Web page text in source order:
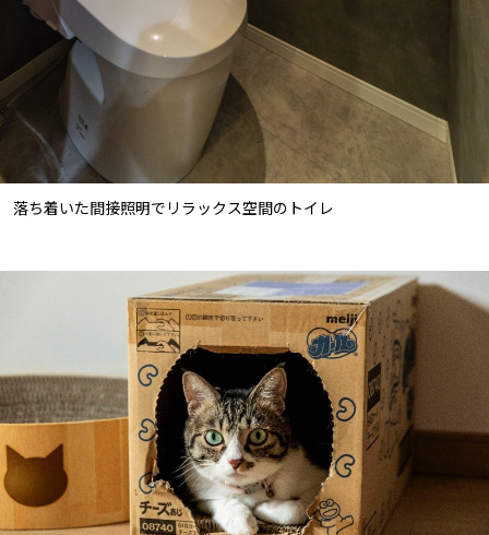
落ち着いた間接照明でリラックス空間のトイレ